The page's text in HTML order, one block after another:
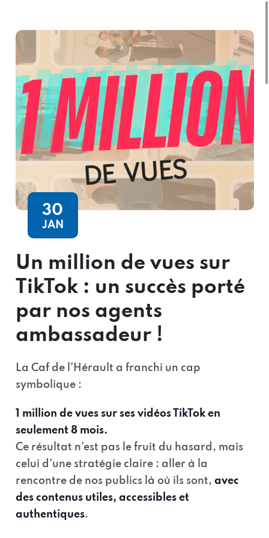
30
JAN
Un million de vues sur
TikTok : un succès porté
par nos agents
ambassadeur !
La Caf de l’Hérault a franchi un cap
symbolique :
1 million de vues sur ses vidéos TikTok en
seulement 8 mois.
Ce résultat n’est pas le fruit du hasard, mais
celui d’une stratégie claire : aller à la
rencontre de nos publics là où ils sont, avec
des contenus utiles, accessibles et
authentiques.